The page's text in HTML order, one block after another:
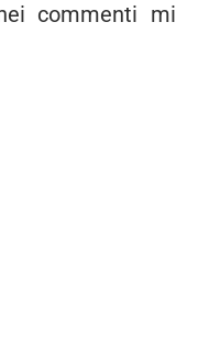
commenti mi